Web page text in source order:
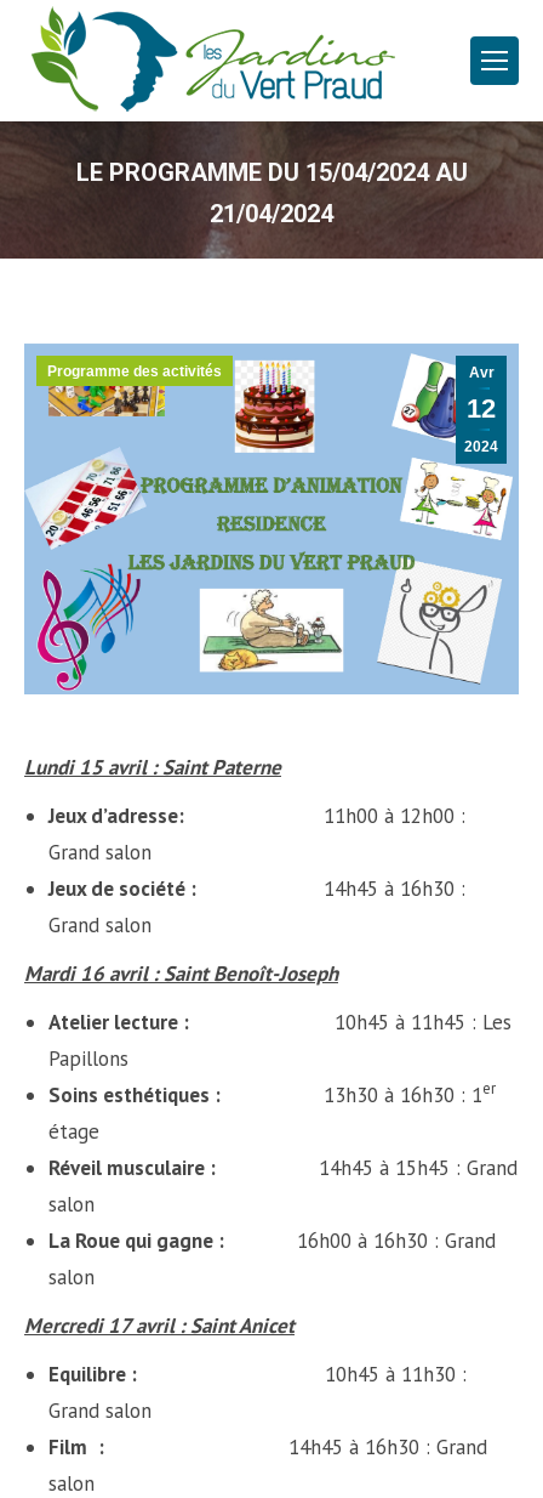
LE PROGRAMME DU 15/04/2024 AU
21/04/2024
Avr
12
2024
Programme des activités
Lundi 15 avril : Saint Paterne
Jeux d’adresse: 11h00 à 12h00 :
Grand salon
Jeux de société : 14h45 à 16h30 :
Grand salon
Mardi 16 avril : Saint Benoît-Joseph
Atelier lecture : 10h45 à 11h45 : Les
Papillons
Soins esthétiques : 13h30 à 16h30 : 1er
étage
Réveil musculaire : 14h45 à 15h45 : Grand
salon
La Roue qui gagne : 16h00 à 16h30 : Grand
salon
Mercredi 17 avril : Saint Anicet
Equilibre : 10h45 à 11h30 :
Grand salon
Film : 14h45 à 16h30 : Grand
salon